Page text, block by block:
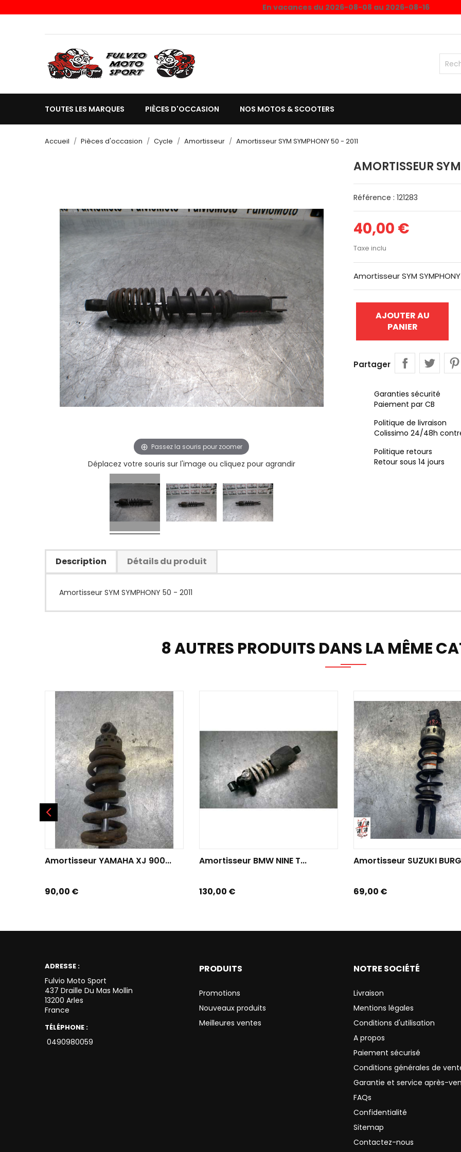
En vacances du 2026-08-08 au 2026-08-16
TOUTES LES MARQUES PIÈCES D'OCCASION NOS MOTOS & SCOOTERS
Accueil Pièces d'occasion Cycle Amortisseur Amortisseur SYM SYMPHONY 50 - 2011
Passez la souris pour zoomer
Déplacez votre souris sur l'image ou cliquez pour agrandir
AMORTISSEUR
Référence : 121283
40,00 €
Taxe inclu
Amortisseur SYM
AJOUTER AU
PANIER
Partager
Garanties sécurité
Paiement par CB
Politique de livraison
Colissimo 24/48h
Politique retours
Retour sous 14 jours
Description Détails du produit
Amortisseur SYM SYMPHONY 50 - 2011
8 AUTRES PRODUITS DANS LA MÊME
AJOUTER AU PANIER
Amortisseur YAMAHA XJ 900...
Prix
90,00 €
Amortisseur BMW NINE T...
Prix
130,00 €
Amortisseur SUZUKI
Prix
69,00 €
ADRESSE :
Fulvio Moto Sport
437 Draille Du Mas Mollin
13200 Arles
France
TÉLÉPHONE :
0490980059
PRODUITS
Promotions
Nouveaux produits
Meilleures ventes
NOTRE SOCIÉTÉ
Livraison
Mentions légales
Conditions d'utilisation
A propos
Paiement sécurisé
Conditions générales de
Garantie et service après-
FAQs
Confidentialité
Sitemap
Contactez-nous